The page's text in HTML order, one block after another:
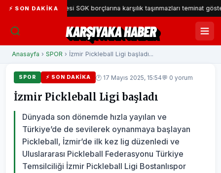
⚡ SON DAKIKA
Belediyesi SGK borçlarına karşılık taşınmazları teminat gösterecek
KARŞIYAKA HABER
Anasayfa › SPOR › İzmir Pickleball Ligi başladı...
SPOR ⚡ SON DAKIKA 🕐 17 Mayıs 2025, 15:54💬 0 yorum
İzmir Pickleball Ligi başladı
Dünyada son dönemde hızla yayılan ve
Türkiye’de de sevilerek oynanmaya başlayan
Pickleball, İzmir’de ilk kez lig düzenledi ve
Uluslararası Pickleball Federasyonu Türkiye
Temsilciliği İzmir Pickleball Ligi Bostanlıspor